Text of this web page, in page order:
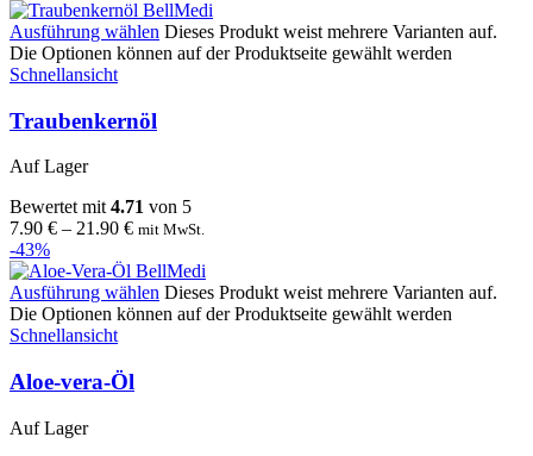
Ausführung wählen Dieses Produkt weist mehrere Varianten auf.
Die Optionen können auf der Produktseite gewählt werden
Schnellansicht
Traubenkernöl
Auf Lager
Bewertet mit4.71 von 5
7.90 € – 21.90 € mit MwSt.
-43%
Ausführung wählen Dieses Produkt weist mehrere Varianten auf.
Die Optionen können auf der Produktseite gewählt werden
Schnellansicht
Aloe-vera-Öl
Auf Lager